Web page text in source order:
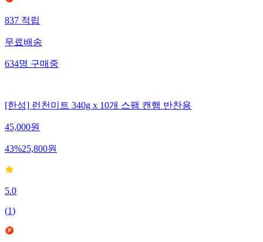
837적립
무료배송
634명구매중
[한성] 런천미트 340g x 10개 스팸 캔햄 반찬용
45,000원
43%25,800원
5.0
(1)